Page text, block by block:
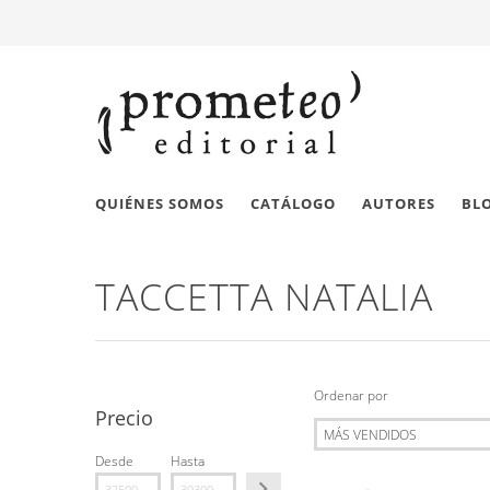
QUIÉNES SOMOS CATÁLOGO AUTORES
TACCETTA NATALIA
Precio
Desde Hasta
Ordenar por